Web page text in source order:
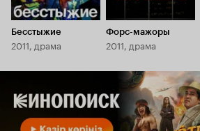
Бесстыжие
2011, драма
Форс-мажоры
2011, драма